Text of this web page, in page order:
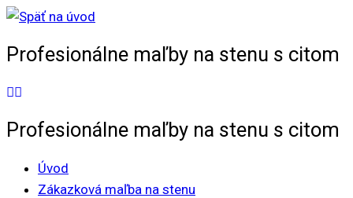
Skip
content
Profesionálne maľby na stenu s citom
Profesionálne maľby na stenu s citom
Úvod
Zákazková maľba na stenu